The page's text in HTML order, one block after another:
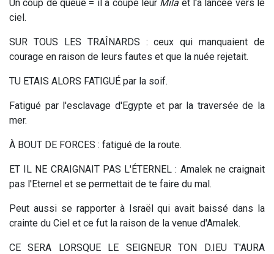
Un coup de queue = il a coupé leur Mila et l'a lancée vers le
ciel.
SUR TOUS LES TRAÎNARDS : ceux qui manquaient de
courage en raison de leurs fautes et que la nuée rejetait.
TU ETAIS ALORS FATIGUÉ par la soif.
Fatigué par l'esclavage d'Egypte et par la traversée de la
mer.
À BOUT DE FORCES : fatigué de la route.
ET IL NE CRAIGNAIT PAS L'ÉTERNEL : Amalek ne craignait
pas l'Eternel et se permettait de te faire du mal.
Peut aussi se rapporter à Israël qui avait baissé dans la
crainte du Ciel et ce fut la raison de la venue d'Amalek.
CE SERA LORSQUE LE SEIGNEUR TON D.IEU T'AURA